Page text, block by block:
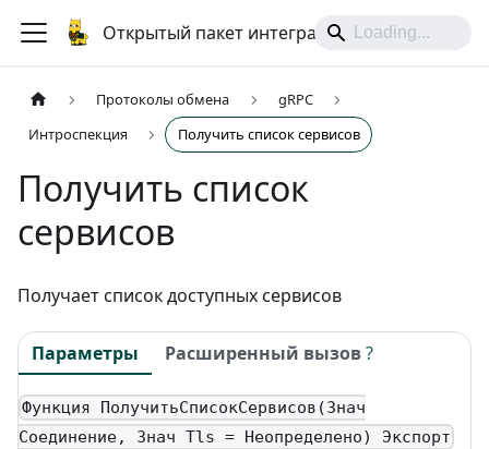
Открытый пакет интеграций
Протоколы обмена
gRPC
Интроспекция
Получить список сервисов
Получить список
сервисов
Получает список доступных сервисов
Параметры Расширенный вызов?
Функция ПолучитьСписокСервисов(Знач
Соединение, Знач Tls = Неопределено) Экспорт